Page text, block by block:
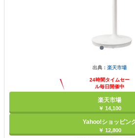
出典： 楽天市場
24時間タイムセー
ル毎日開催中
楽天市場
￥ 14,100
Yahoo!ショッピン
￥ 12,800